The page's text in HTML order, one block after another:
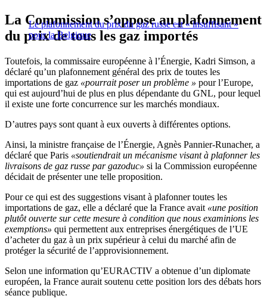
Le plafonnement du prix du gaz russe est « insuffisant »
pour la Belgique
La Commission s’oppose au plafonnement
du prix de tous les gaz importés
Toutefois, la commissaire européenne à l’Énergie, Kadri Simson, a
déclaré qu’un plafonnement général des prix de toutes les
importations de gaz «pourrait poser un problème » pour l’Europe,
qui est aujourd’hui de plus en plus dépendante du GNL, pour lequel
il existe une forte concurrence sur les marchés mondiaux.
D’autres pays sont quant à eux ouverts à différentes options.
Ainsi, la ministre française de l’Énergie, Agnès Pannier-Runacher, a
déclaré que Paris «soutiendrait un mécanisme visant à plafonner les
livraisons de gaz russe par gazoduc» si la Commission européenne
décidait de présenter une telle proposition.
Pour ce qui est des suggestions visant à plafonner toutes les
importations de gaz, elle a déclaré que la France avait «une position
plutôt ouverte sur cette mesure à condition que nous examinions les
exemptions» qui permettent aux entreprises énergétiques de l’UE
d’acheter du gaz à un prix supérieur à celui du marché afin de
protéger la sécurité de l’approvisionnement.
Selon une information qu’EURACTIV a obtenue d’un diplomate
européen, la France aurait soutenu cette position lors des débats hors
séance publique.